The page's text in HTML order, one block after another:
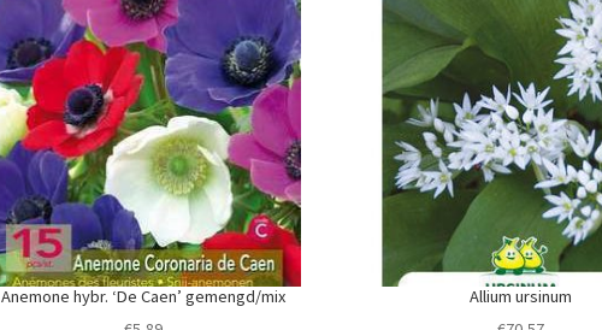
Anemone hybr. ‘De Caen’ gemengd/mix
Allium ursinum